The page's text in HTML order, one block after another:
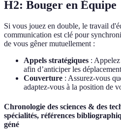
H2: Bouger en Équipe
Si vous jouez en double, le travail
communication est clé pour
de vous gêner mutuellement :
Appels stratégiques :
afin d’anticiper les
Couverture : Assurez-vous
adaptez-vous à la position de
Chronologie des sciences & des
spécialités, références
géné